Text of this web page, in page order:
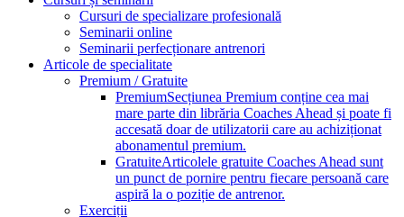
Cursuri de specializare profesională
Seminarii online
Seminarii perfecționare antrenori
Articole de specialitate
Premium / Gratuite
PremiumSecțiunea Premium conține cea mai
mare parte din librăria Coaches Ahead și poate fi
accesată doar de utilizatorii care au achiziționat
abonamentul premium.
GratuiteArticolele gratuite Coaches Ahead sunt
un punct de pornire pentru fiecare persoană care
aspiră la o poziție de antrenor.
Exerciții